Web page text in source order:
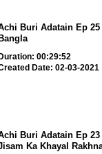
Buri Adatain Ep 25
00:29:52
Date: 02-03-2021
Buri Adatain Ep 23
Ka Khayal